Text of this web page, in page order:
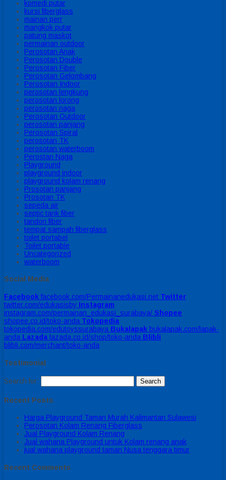
komedi putar
kursi fiberglass
mainan perr
mangkok putar
patung maskot
permainan outdoor
Perosotan Anak
Perosotan Double
Perosotan Fiber
Perosotan Gelombang
Perosotan Indoor
perosotan lengkung
perosotan lorong
perosotan naga
Perosotan Outdoor
perosotan panjang
Perosotan Spiral
perosotan TK
perosotan waterboom
Perostan Naga
Playground
playground indoor
playground kolam renang
Prosotan panjang
Prosotan TK
sepeda air
septic tank fiber
tandon fiber
tempat sampah fiberglass
toilet portabel
Toilet portable
Uncategorized
waterboom
Social Media
Facebook facebook.com/Permainanedukasi.net Twitter
twitter.com/edukasisby Instagram
instagram.com/permainan_edukasi_surabaya/ Shopee
shopee.co.id/toko-anda Tokopedia
tokopedia.com/edutoyssurabaya Bukalapak bukalapak.com/lapak-
anda Lazada lazada.co.id/shop/toko-anda Blibli
blibli.com/merchant/toko-anda
Testimonial
Search for:
Recent Posts
Harga Playground Taman Murah Kalimantan Sulawesi
Perosotan Kolam Renang Fiberglass
Jual Playground Kolam Renang
Jual wahana Playground untuk Kolam renang anak
jual wahana playground taman Nusa tenggara timur
Recent Comments